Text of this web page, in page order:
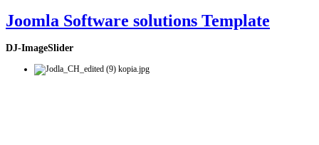
Joomla Software solutions Template
DJ-ImageSlider